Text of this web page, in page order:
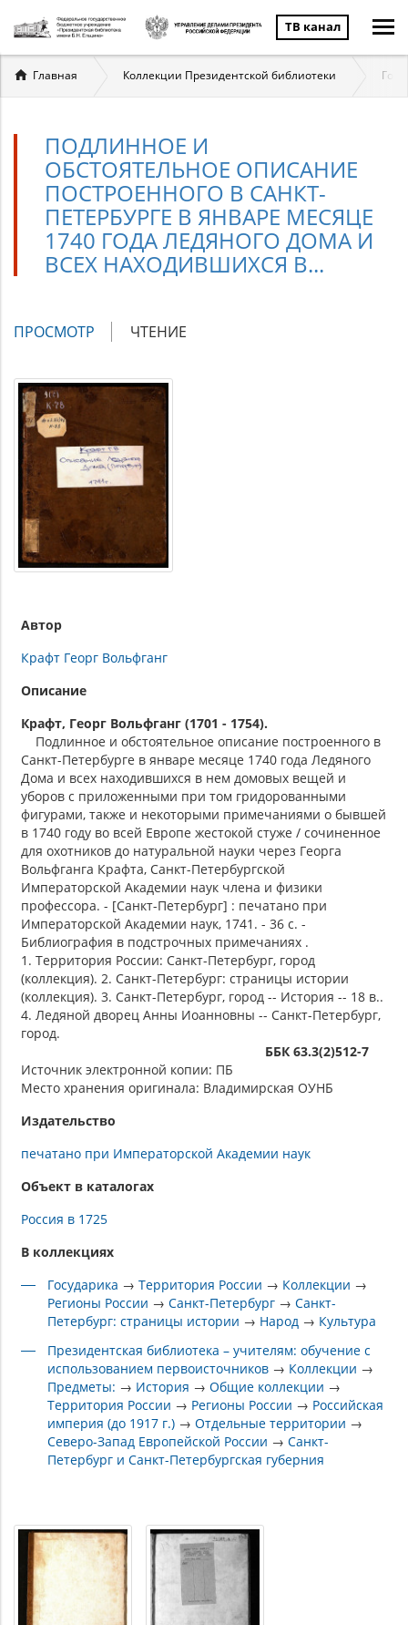
ТВ канал
Вы
здесь
Главная Коллекции Президентской библиотеки
ПОДЛИННОЕ И
ОБСТОЯТЕЛЬНОЕ ОПИСАНИЕ
ПОСТРОЕННОГО В САНКТ-
ПЕТЕРБУРГЕ В ЯНВАРЕ МЕСЯЦЕ
1740 ГОДА ЛЕДЯНОГО ДОМА И
ВСЕХ НАХОДИВШИХСЯ В...
Главные
ПРОСМОТР (АКТИВНАЯ
ЧТЕНИЕ
Автор
Крафт Георг Вольфганг
Описание
Крафт, Георг Вольфганг (1701 - 1754).
Подлинное и обстоятельное описание построенного в
Санкт-Петербурге в январе месяце 1740 года Ледяного
Дома и всех находившихся в нем домовых вещей и
уборов с приложенными при том гридорованными
фигурами, также и некоторыми примечаниями о бывшей
в 1740 году во всей Европе жестокой стуже / cочиненное
для охотников до натуральной науки через Георга
Вольфганга Крафта, Санкт-Петербургской
Императорской Академии наук члена и физики
профессора. - [Санкт-Петербург] : печатано при
Императорской Академии наук, 1741. - 36 с. -
Библиография в подстрочных примечаниях .
1. Территория России: Санкт-Петербург, город
(коллекция). 2. Санкт-Петербург: страницы истории
(коллекция). 3. Санкт-Петербург, город -- История -- 18 в..
4. Ледяной дворец Анны Иоанновны -- Санкт-Петербург,
город.
ББК 63.3(2)512-7
Источник электронной копии: ПБ
Место хранения оригинала: Владимирская ОУНБ
Издательство
печатано при Императорской Академии наук
Объект в каталогах
Россия в 1725
В коллекциях
Государика →Территория России → Коллекции →
Регионы России →Санкт-Петербург →Санкт-
Петербург: страницы истории → Народ → Культура
Президентская библиотека – учителям: обучение с
использованием первоисточников → Коллекции →
Предметы: → История →Общие коллекции →
Территория России → Регионы России → Российская
империя (до 1917 г.) →Отдельные территории →
Северо-Запад Европейской России →Санкт-
Петербург и Санкт-Петербургская губерния